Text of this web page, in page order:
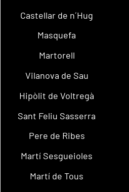
Castellar de n´Hug
Masquefa
Martorell
Vilanova de Sau
Hipòlit de Voltregà
Sant Feliu Sasserra
Pere de Ribes
Martí Sesgueioles
Martí de Tous